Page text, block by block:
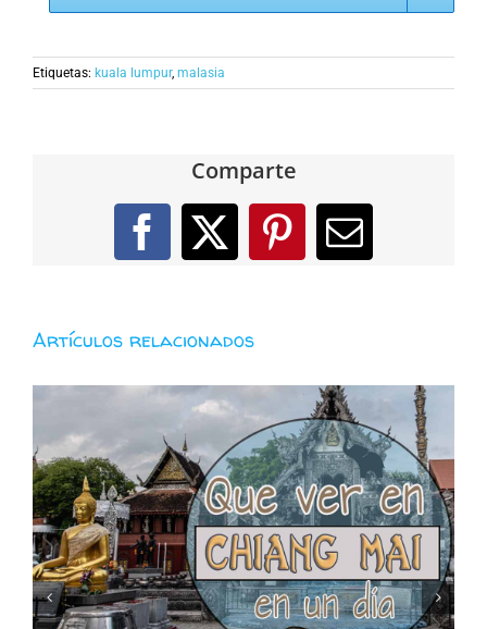
Etiquetas: kuala lumpur, malasia
Comparte
Facebook
X PinterestCorreo
Artículos relacionados